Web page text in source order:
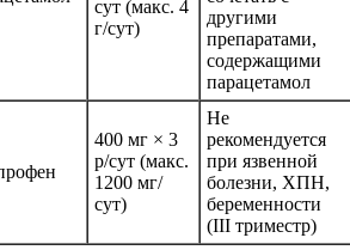
сут (макс. 4
г/сут)
другими
препаратами,
содержащими
парацетамол
400 мг × 3
р/сут (макс.
1200 мг/
сут)
Не
рекомендуется
при язвенной
болезни, ХПН,
беременности
(III триместр)